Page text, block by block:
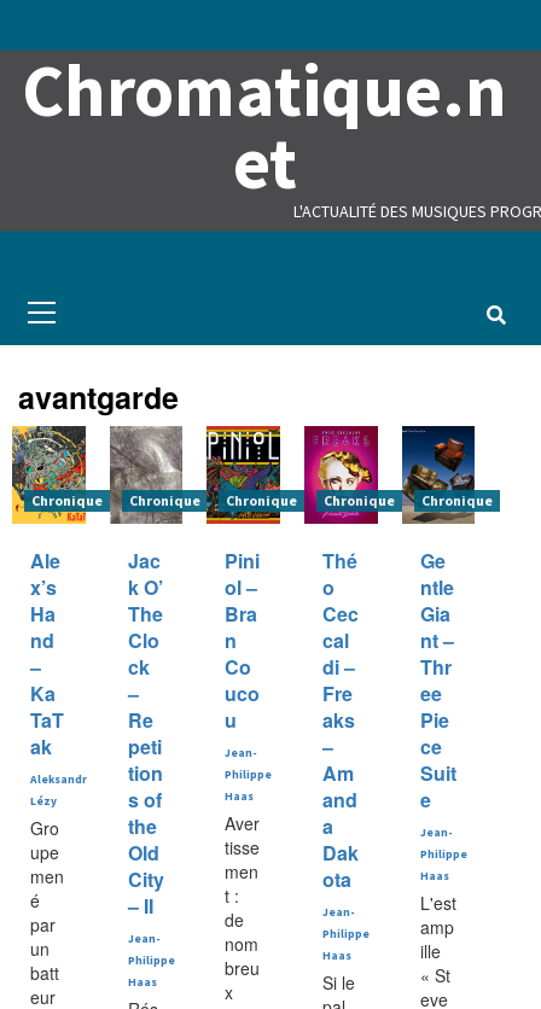
Chromatique.n
et
L'ACTUALITÉ DES MUSIQUES
Menu
avantgarde
Chronique
Ale
x’s
Ha
nd
–
Ka
TaT
ak
Aleksandr
Lézy
Gro
upe
men
é
par
un
batt
eur
Chronique
Jac
k O’
The
Clo
ck
–
Re
peti
tion
s of
the
Old
City
– II
Jean-
Philippe
Haas
Chronique
Pini
ol –
Bra
n
Co
uco
u
Jean-
Philippe
Haas
Aver
tisse
men
t :
de
nom
breu
x
Chronique
Thé
o
Cec
cal
di –
Fre
aks
–
Am
and
a
Dak
ota
Jean-
Philippe
Haas
Si le
Chronique
Ge
ntle
Gia
nt –
Thr
ee
Pie
ce
Suit
e
Jean-
Philippe
Haas
L'est
amp
ille
« St
eve